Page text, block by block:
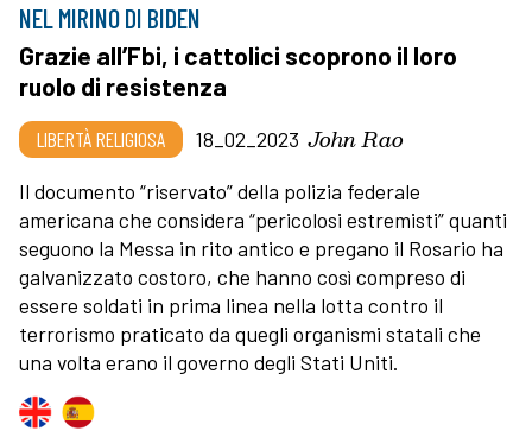
NEL MIRINO DI BIDEN
Grazie all’Fbi, i cattolici scoprono il loro
ruolo di resistenza
LIBERTÀ RELIGIOSA 18_02_2023 John Rao
Il documento “riservato” della polizia federale
americana che considera “pericolosi estremisti” quanti
seguono la Messa in rito antico e pregano il Rosario ha
galvanizzato costoro, che hanno così compreso di
essere soldati in prima linea nella lotta contro il
terrorismo praticato da quegli organismi statali che
una volta erano il governo degli Stati Uniti.